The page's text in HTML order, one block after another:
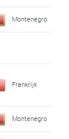
Montenegro
Frankrijk
Montenegro